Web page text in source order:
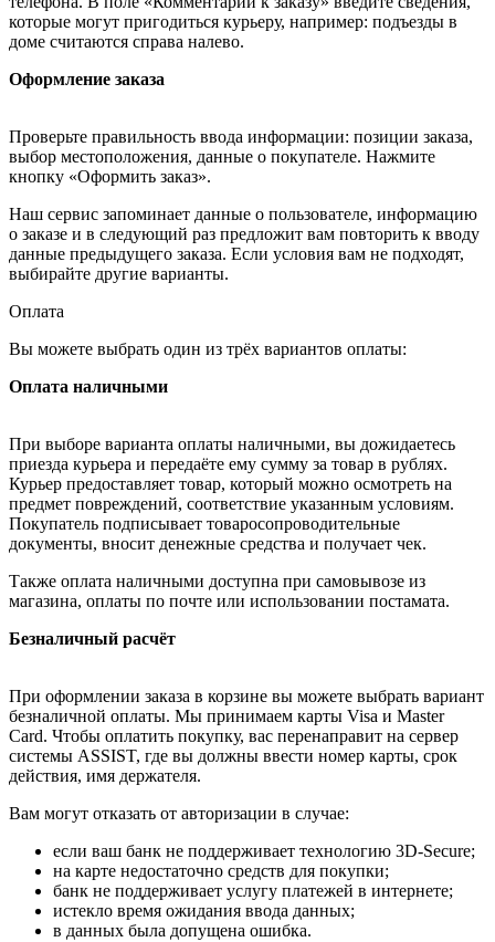
которые могут пригодиться курьеру, например: подъезды в
доме считаются справа налево.
Оформление заказа
Проверьте правильность ввода информации: позиции заказа,
выбор местоположения, данные о покупателе. Нажмите
кнопку «Оформить заказ».
Наш сервис запоминает данные о пользователе, информацию
о заказе и в следующий раз предложит вам повторить к вводу
данные предыдущего заказа. Если условия вам не подходят,
выбирайте другие варианты.
Оплата
Вы можете выбрать один из трёх вариантов оплаты:
Оплата наличными
При выборе варианта оплаты наличными, вы дожидаетесь
приезда курьера и передаёте ему сумму за товар в рублях.
Курьер предоставляет товар, который можно осмотреть на
предмет повреждений, соответствие указанным условиям.
Покупатель подписывает товаросопроводительные
документы, вносит денежные средства и получает чек.
Также оплата наличными доступна при самовывозе из
магазина, оплаты по почте или использовании постамата.
Безналичный расчёт
При оформлении заказа в корзине вы можете выбрать вариант
безналичной оплаты. Мы принимаем карты Visa и Master
Card. Чтобы оплатить покупку, вас перенаправит на сервер
системы ASSIST, где вы должны ввести номер карты, срок
действия, имя держателя.
Вам могут отказать от авторизации в случае:
если ваш банк не поддерживает технологию 3D-Secure;
на карте недостаточно средств для покупки;
банк не поддерживает услугу платежей в интернете;
истекло время ожидания ввода данных;
в данных была допущена ошибка.